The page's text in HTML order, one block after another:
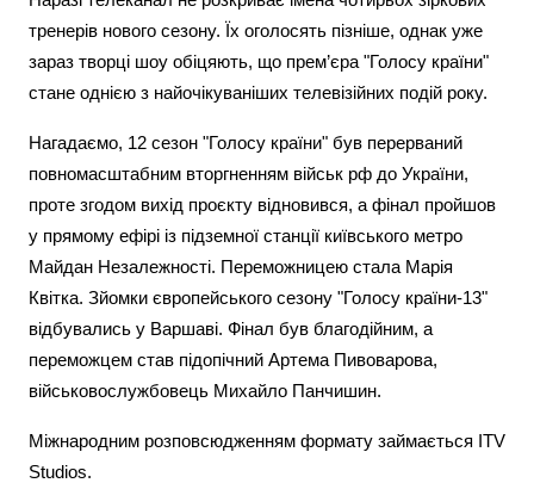
тренерів нового сезону. Їх оголосять пізніше, однак уже
зараз творці шоу обіцяють, що прем’єра "Голосу країни"
стане однією з найочікуваніших телевізійних подій року.
Нагадаємо, 12 сезон "Голосу країни" був перерваний
повномасштабним вторгненням військ рф до України,
проте згодом вихід проєкту відновився, а фінал пройшов
у прямому ефірі із підземної станції київського метро
Майдан Незалежності. Переможницею стала Марія
Квітка. Зйомки європейського сезону "Голосу країни-13"
відбувались у Варшаві. Фінал був благодійним, а
переможцем став підопічний Артема Пивоварова,
військовослужбовець Михайло Панчишин.
Міжнародним розповсюдженням формату займається ITV
Studios.